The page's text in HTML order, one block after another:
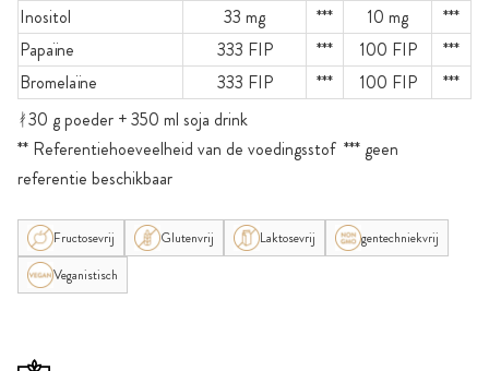
Inositol
33 mg *** 10 mg
***
Papaïne
333 FIP *** 100 FIP
***
Bromelaïne
333 FIP *** 100 FIP
***
ᚯ30 g poeder + 350 ml soja drink
** Referentiehoeveelheid van de voedingsstof *** geen
referentie beschikbaar
Fructosevrij Glutenvrij Laktosevrij
gentechniekvrij
Veganistisch